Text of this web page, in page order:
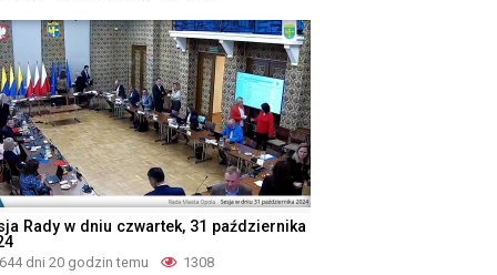
Rady w dniu czwartek, 31 października
644 dni 20 godzin temu 1308